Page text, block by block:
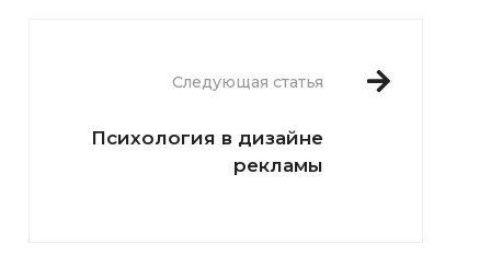
Следующая статья
Психология в дизайне
рекламы